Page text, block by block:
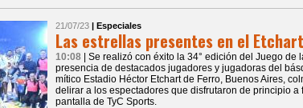
21/07/23 | Especiales
Las estrellas presentes en el Etchart
10:08
| Se realizó con éxito la 34° edición del Juego de
presencia de destacados jugadores y jugadoras del
mítico Estadio Héctor Etchart de Ferro, Buenos Aires,
delirar a los espectadores que disfrutaron de principio a
pantalla de TyC Sports.